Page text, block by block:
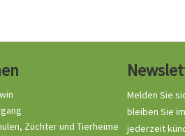
Züchter und Tierheime
Melden Sie
bleiben Sie
jederzeit